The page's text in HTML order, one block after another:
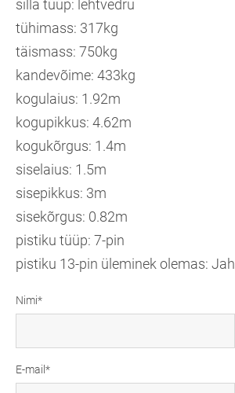
silla tüüp: lehtvedru
tühimass: 317kg
täismass: 750kg
kandevõime: 433kg
kogulaius: 1.92m
kogupikkus: 4.62m
kogukõrgus: 1.4m
siselaius: 1.5m
sisepikkus: 3m
sisekõrgus: 0.82m
pistiku tüüp: 7-pin
pistiku 13-pin üleminek olemas: Jah
Nimi
E-mail